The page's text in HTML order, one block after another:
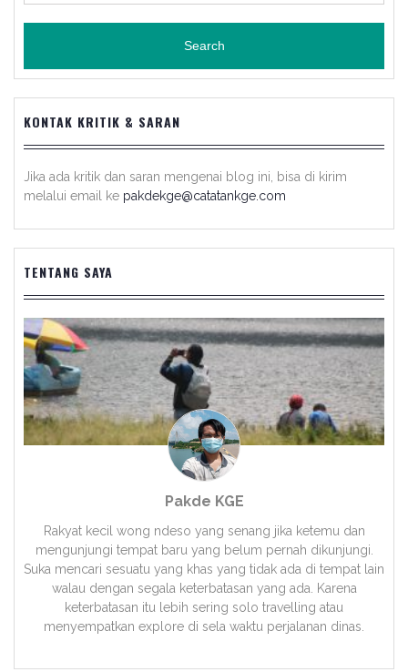
KONTAK KRITIK & SARAN
Jika ada kritik dan saran mengenai blog ini, bisa di kirim
melalui email ke pakdekge@catatankge.com
TENTANG SAYA
Pakde KGE
Rakyat kecil wong ndeso yang senang jika ketemu dan
mengunjungi tempat baru yang belum pernah dikunjungi.
Suka mencari sesuatu yang khas yang tidak ada di tempat lain
walau dengan segala keterbatasan yang ada. Karena
keterbatasan itu lebih sering solo travelling atau
menyempatkan explore di sela waktu perjalanan dinas.